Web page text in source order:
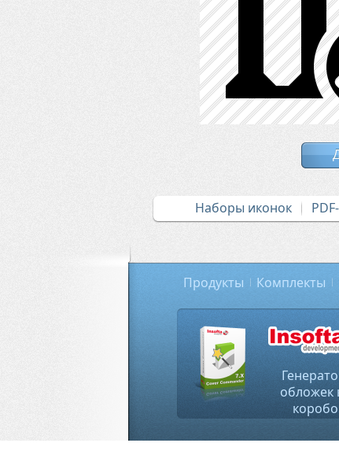
Наборы иконок
Продукты Комплекты
обложек